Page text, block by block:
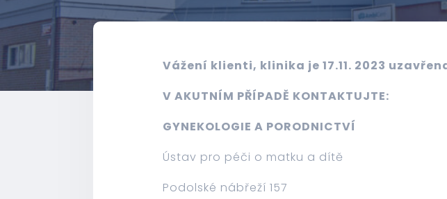
Vážení klienti, klinika je 17.11. 2023
V AKUTNÍM PŘÍPADĚ KONTAKTUJTE:
GYNEKOLOGIE A PORODNICTVÍ
Ústav pro péči o matku a dítě
Podolské nábřeží 157